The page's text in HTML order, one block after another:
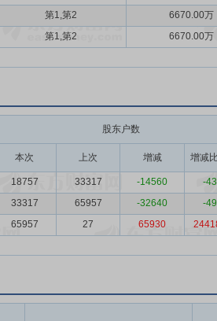
第1,第2
6670.00万
第1,第2 6670.00万
股东户数
本次 上次 增减 增减
18757 33317 -14560
-
33317 65957 -32640
-
65957 27 65930